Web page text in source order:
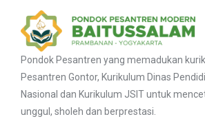
Pondok Pesantren yang memadukan
Pesantren Gontor, Kurikulum Dinas
Nasional dan Kurikulum JSIT untuk
unggul, sholeh dan berprestasi.